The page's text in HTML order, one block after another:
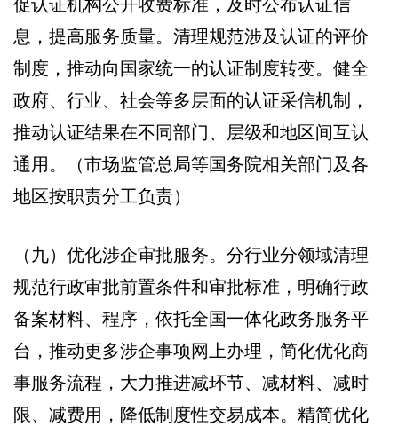
促认证机构公开收费标准，及时公布认证信
息，提高服务质量。清理规范涉及认证的评价
制度，推动向国家统一的认证制度转变。健全
政府、行业、社会等多层面的认证采信机制，
推动认证结果在不同部门、层级和地区间互认
通用。（市场监管总局等国务院相关部门及各
地区按职责分工负责）
（九）优化涉企审批服务。分行业分领域清理
规范行政审批前置条件和审批标准，明确行政
备案材料、程序，依托全国一体化政务服务平
台，推动更多涉企事项网上办理，简化优化商
事服务流程，大力推进减环节、减材料、减时
限、减费用，降低制度性交易成本。精简优化